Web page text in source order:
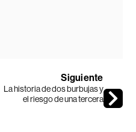
Siguiente
La historia de dos burbujas y
el riesgo de una tercera